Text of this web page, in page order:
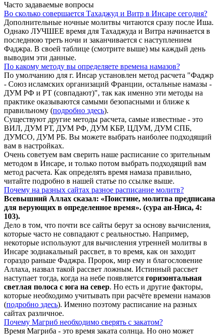
Часто задаваемые вопросы
Во сколько совершается Тахаджуд и Витр в Инсаре сегодня?
Дополнительные ночные молитвы читаются сразу после Иша.
Однако ЛУЧШЕЕ время для Тахаджуда и Витра начинается в
последнюю треть ночи и заканчивается с наступлением
Фаджра. В своей таблице (смотрите выше) мы каждый день
выводим эти данные.
По какому методу вы определяете времена намазов?
По умолчанию для г. Инсар установлен метод расчета "Фаджр
- Союз исламских организаций Франции, остальные намазы -
ДУМ РФ и РТ (совпадают)", так как именно эти методы на
практике оказываются самыми безопасными и ближе к
правильному (подробно здесь).
Существуют другие методы расчета, самые известные - это
ВИЛ, ДУМ РТ, ДУМ РФ, ДУМ КБР, ЦДУМ, ДУМ СПБ,
ДУМСО, ДУМ РБ. Вы можете выбрать наиболее подходящий
вам в настройках.
Очень советуем вам сверить наше расписание со зрительным
методом в Инсаре, и только потом выбрать подходящий вам
метод расчета. Как определять время намаза правильно,
читайте подробно в нашей статье по ссылке выше.
Почему на разных сайтах разное расписание молитв?
Всевышний Аллах сказал: «Поистине, молитва предписана
для верующих в определенное время». (сура ан-Ниса, 4:
103).
Дело в том, что почти все сайты берут за основу вычисления,
которые часто не совпадают с реальностью. Например,
некоторые используют для вычисления утренней молитвы в
Инсаре зодиакальный рассвет, в то время, как он заходит
гораздо раньше Фаджра. Пророк, мир ему и благословение
Аллаха, назвал такой рассвет ложным. Истинный рассвет
наступает тогда, когда на небе появляется горизонтальная
светлая полоса с юга на север. Но есть и другие факторы,
которые необходимо учитывать при расчёте времени намазов
(подробно здесь). Именно поэтому расписание на разных
сайтах различное.
Почему Магриб необходимо сверять с закатом?
Время Магриба - это время заката солнца. Но оно может